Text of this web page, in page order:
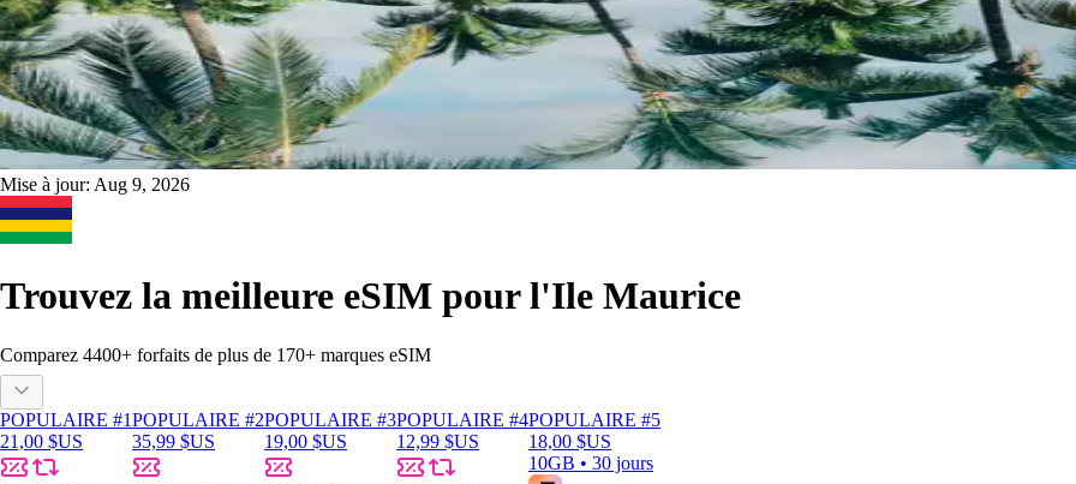
Mise à jour: Aug 9, 2026
Trouvez la meilleure eSIM pour l'Ile Maurice
Comparez 4400+ forfaits de plus de 170+ marques eSIM
POPULAIRE #1
21,00 $US
POPULAIRE #2
35,99 $US
POPULAIRE #3
19,00 $US
POPULAIRE #4
12,99 $US
POPULAIRE #5
18,00 $US
10GB • 30 jours